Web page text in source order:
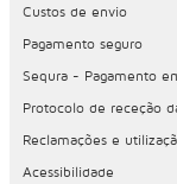
Custos de envio
Pagamento seguro
Sequra - Pagamento
Protocolo de receção
Reclamações e
Acessibilidade